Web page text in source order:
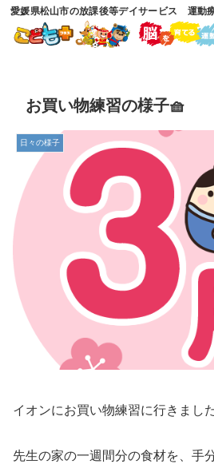
愛媛県松山市の放課後等デイサービス 運動
お買い物練習の様子🧺
日々の様子
イオンにお買い物練習に行きまし
先生の家の一週間分の食材を、手